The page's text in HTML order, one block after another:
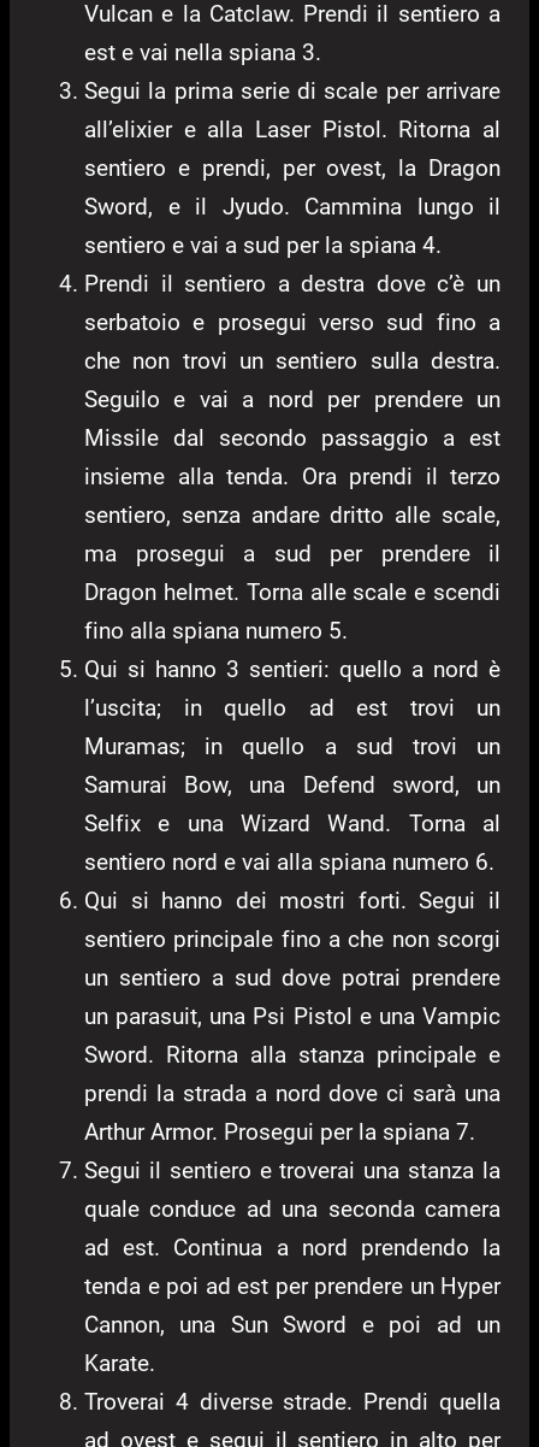
Vulcan e la Catclaw. Prendi il sentiero a
est e vai nella spiana 3.
Segui la prima serie di scale per arrivare
all’elixier e alla Laser Pistol. Ritorna al
sentiero e prendi, per ovest, la Dragon
Sword, e il Jyudo. Cammina lungo il
sentiero e vai a sud per la spiana 4.
Prendi il sentiero a destra dove c’è un
serbatoio e prosegui verso sud fino a
che non trovi un sentiero sulla destra.
Seguilo e vai a nord per prendere un
Missile dal secondo passaggio a est
insieme alla tenda. Ora prendi il terzo
sentiero, senza andare dritto alle scale,
ma prosegui a sud per prendere il
Dragon helmet. Torna alle scale e scendi
fino alla spiana numero 5.
Qui si hanno 3 sentieri: quello a nord è
l’uscita; in quello ad est trovi un
Muramas; in quello a sud trovi un
Samurai Bow, una Defend sword, un
Selfix e una Wizard Wand. Torna al
sentiero nord e vai alla spiana numero 6.
Qui si hanno dei mostri forti. Segui il
sentiero principale fino a che non scorgi
un sentiero a sud dove potrai prendere
un parasuit, una Psi Pistol e una Vampic
Sword. Ritorna alla stanza principale e
prendi la strada a nord dove ci sarà una
Arthur Armor. Prosegui per la spiana 7.
Segui il sentiero e troverai una stanza la
quale conduce ad una seconda camera
ad est. Continua a nord prendendo la
tenda e poi ad est per prendere un Hyper
Cannon, una Sun Sword e poi ad un
Karate.
Troverai 4 diverse strade. Prendi quella
ad ovest e segui il sentiero in alto per